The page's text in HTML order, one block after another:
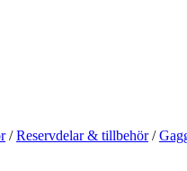
/Reservdelar & tillbehör/